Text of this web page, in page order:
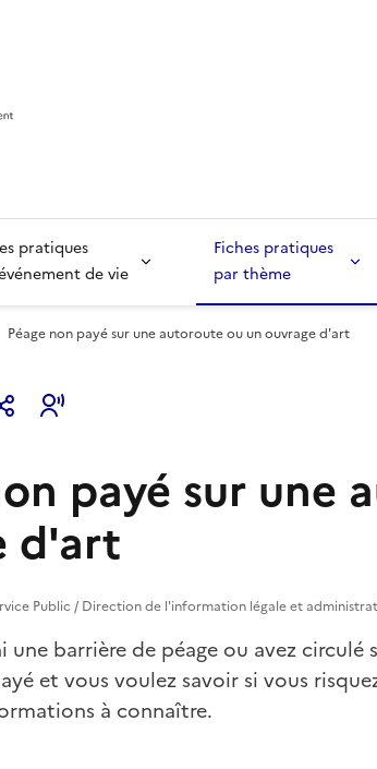
pratiques
de vie
Fiches pratiques
par thème
Péage non payé sur une autoroute ou un ouvrage d'art
payé sur une
d'art
Public / Direction de l'information légale et
une barrière de péage ou avez circulé
et vous voulez savoir si vous
à connaître.